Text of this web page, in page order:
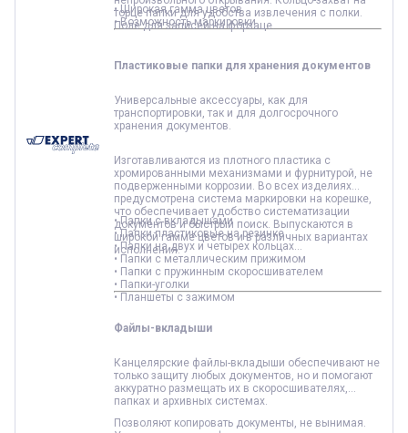
торце папки для удобства извлечения с полки.
Поле для записей на форзаце.
• Широкая гамма цветов
• Возможность маркировки
Пластиковые папки для хранения документов
Универсальные аксессуары, как для
транспортировки, так и для долгосрочного
хранения документов.
Изготавливаются из плотного пластика с
хромированными механизмами и фурнитурой, не
подверженными коррозии. Во всех изделиях
предусмотрена система маркировки на корешке,
что обеспечивает удобство систематизации
документов и быстрый поиск. Выпускаются в
широкой гамме цветов и в различных вариантах
исполнения.
• Папки с вкладышами
• Папки пластиковые на резинке
• Папки на двух и четырех кольцах
• Папки с металлическим прижимом
• Папки с пружинным скоросшивателем
• Папки-уголки
• Планшеты с зажимом
Файлы-вкладыши
Канцелярские файлы-вкладыши обеспечивают не
только защиту любых документов, но и помогают
аккуратно размещать их в скоросшивателях,
папках и архивных системах.
Позволяют копировать документы, не вынимая.